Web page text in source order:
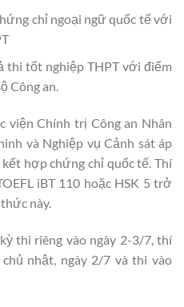
chỉ ngoại ngữ quốc tế với
thi tốt nghiệp THPT với điểm
Công an.
viện Chính trị Công an Nhân
và Nghiệp vụ Cảnh sát áp
hợp chứng chỉ quốc tế. Thí
iBT 110 hoặc HSK 5 trở
này.
thi riêng vào ngày 2-3/7, thí
nhật, ngày 2/7 và thi vào